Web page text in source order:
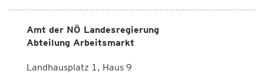
Amt der NÖ Landesregierung
Abteilung Arbeitsmarkt
Landhausplatz 1, Haus 9